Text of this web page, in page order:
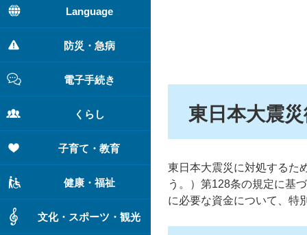
へ
Language
防災・急病
電子手続き
くらし
子育て・教育
健康・福祉
文化・スポーツ・観光
東日本大震
東日本大震災に対処するた
う。）第128条の規定に基
に必要な資金について、特